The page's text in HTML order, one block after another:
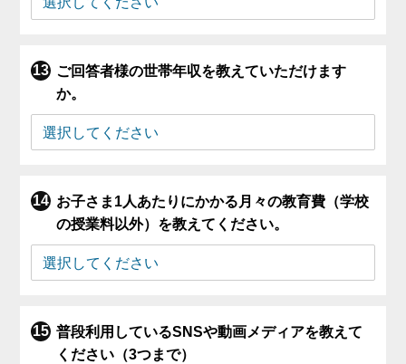
ご回答者様の世帯年収を教えていただけます
か。
お子さま1人あたりにかかる月々の教育費（学校
の授業料以外）を教えてください。
普段利用しているSNSや動画メディアを教えて
ください（3つまで）